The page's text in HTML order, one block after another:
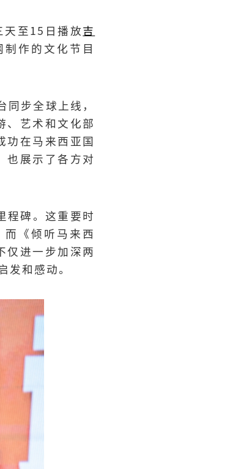
至15日播放吉
作的文化节目
步全球上线，
、艺术和文化部
功在马来西亚国
也展示了各方对
程碑。这重要时
《倾听马来西
仅进一步加深两
和感动。